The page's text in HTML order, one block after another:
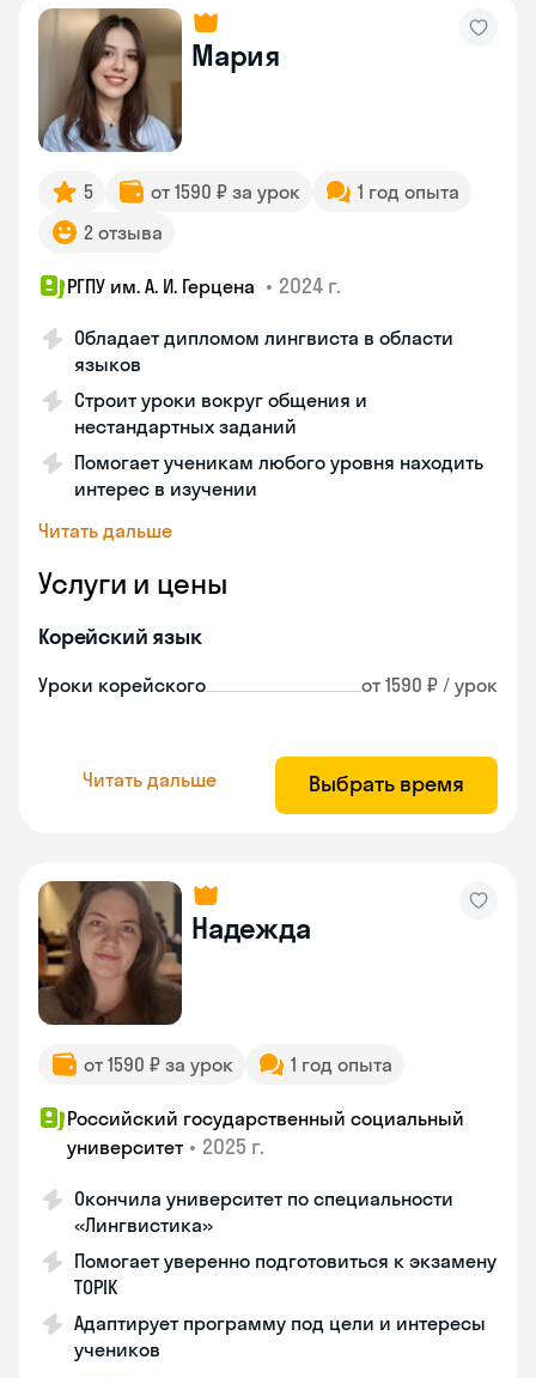
Мария
5 от 1590 ₽ за урок
1 год опыта
2 отзыва
РГПУ им. А. И. Герцена • 2024 г.
Обладает дипломом лингвиста в области
языков
Строит уроки вокруг общения и
нестандартных заданий
Помогает ученикам любого уровня находить
интерес в изучении
Читать дальше
Услуги и цены
Корейский язык
Уроки корейского от 1590 ₽ / урок
Читать дальше Выбрать время
Надежда
от 1590 ₽ за урок 1 год опыта
Российский государственный социальный
университет • 2025 г.
Окончила университет по специальности
«Лингвистика»
Помогает уверенно подготовиться к экзамену
TOPIK
Адаптирует программу под цели и интересы
учеников